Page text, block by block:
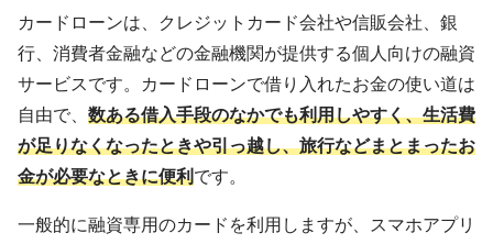
カードローンは、クレジットカード会社や信販会社、銀
行、消費者金融などの金融機関が提供する個人向けの融資
サービスです。カードローンで借り入れたお金の使い道は
自由で、 数ある借入手段のなかでも利用しやすく、生活費
が足りなくなったときや引っ越し、旅行などまとまったお
金が必要なときに便利です。
一般的に融資専用のカードを利用しますが、スマホアプリ